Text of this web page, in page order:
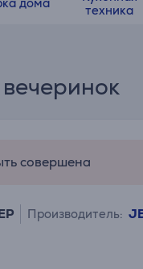
техника
совершена
Производитель: